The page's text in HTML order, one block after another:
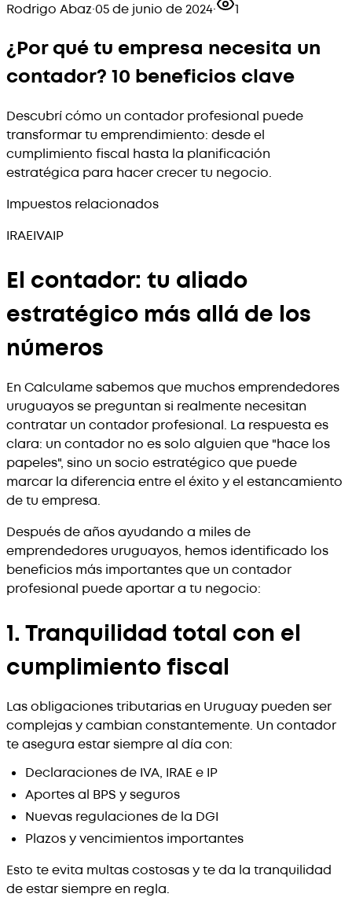
Rodrigo Abaz·05 de junio de 2024· 1
¿Por qué tu empresa necesita un
contador? 10 beneficios clave
Descubrí cómo un contador profesional puede
transformar tu emprendimiento: desde el
cumplimiento fiscal hasta la planificación
estratégica para hacer crecer tu negocio.
Impuestos relacionados
IRAEIVAIP
El contador: tu aliado
estratégico más allá de los
números
En Calculame sabemos que muchos emprendedores
uruguayos se preguntan si realmente necesitan
contratar un contador profesional. La respuesta es
clara: un contador no es solo alguien que "hace los
papeles", sino un socio estratégico que puede
marcar la diferencia entre el éxito y el estancamiento
de tu empresa.
Después de años ayudando a miles de
emprendedores uruguayos, hemos identificado los
beneficios más importantes que un contador
profesional puede aportar a tu negocio:
1. Tranquilidad total con el
cumplimiento fiscal
Las obligaciones tributarias en Uruguay pueden ser
complejas y cambian constantemente. Un contador
te asegura estar siempre al día con:
Declaraciones de IVA, IRAE e IP
Aportes al BPS y seguros
Nuevas regulaciones de la DGI
Plazos y vencimientos importantes
Esto te evita multas costosas y te da la tranquilidad
de estar siempre en regla.